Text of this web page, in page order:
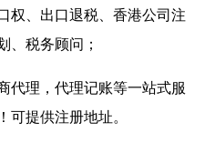
权、出口退税、香港公司注
、税务顾问；
代理，代理记账等一站式服
提供注册地址。